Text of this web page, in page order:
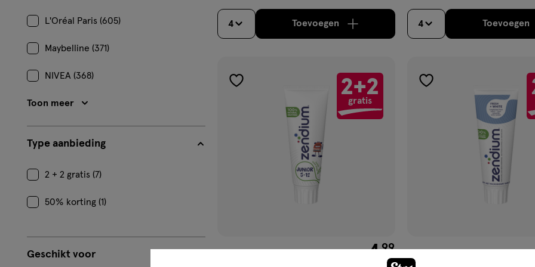
L'Oréal Paris (605)
Maybelline (371)
NIVEA (368)
Toon meer
Type aanbieding
2 + 2 gratis (7)
50% korting (1)
Geschikt voor
4 Toevoegenverhoog aantal met één, Limiet bereikt.Je kan
4 Toevoegen
2+2
gratis
toevoegen
€ 4.99
4.99
toevoegen